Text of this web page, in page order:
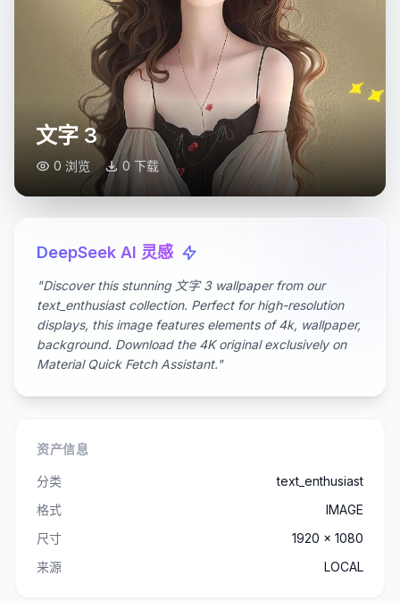
文字 3
0 浏览 0 下载
DeepSeek AI 灵感
"Discover this stunning 文字 3 wallpaper from our
text_enthusiast collection. Perfect for high-resolution
displays, this image features elements of 4k, wallpaper,
background. Download the 4K original exclusively on
Material Quick Fetch Assistant."
资产信息
分类
text_enthusiast
格式
IMAGE
尺寸
1920 x 1080
来源
LOCAL